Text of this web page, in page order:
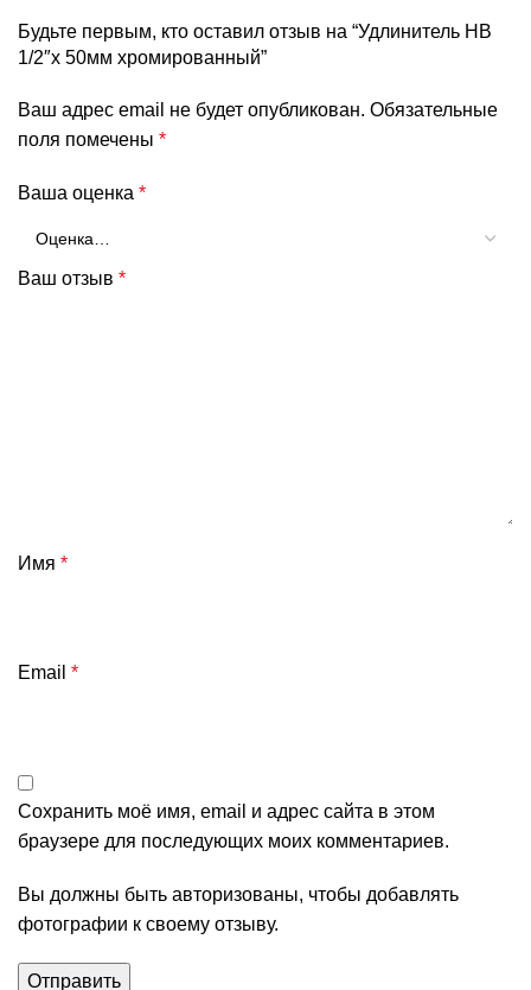
Будьте первым, кто оставил отзыв на “Удлинитель НВ
1/2″x 50мм хромированный”
Ваш адрес email не будет опубликован. Обязательные
поля помечены *
Ваша оценка *
Ваш отзыв *
Имя *
Email *
Сохранить моё имя, email и адрес сайта в этом
браузере для последующих моих комментариев.
Вы должны быть авторизованы, чтобы добавлять
фотографии к своему отзыву.